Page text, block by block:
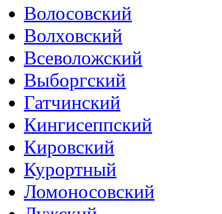
Волосовский
Волховский
Всеволожский
Выборгский
Гатчинский
Кингисеппский
Кировский
Курортный
Ломоносовский